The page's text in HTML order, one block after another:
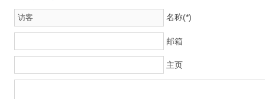
名称(*)
邮箱
主页